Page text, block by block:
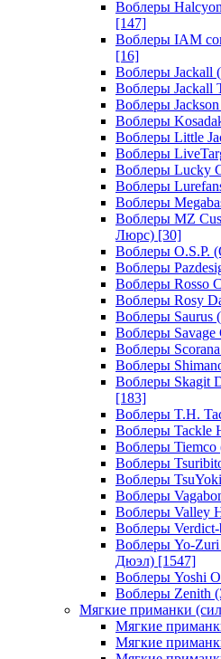
Воблеры
[147]
Воблеры IAM
[16]
Воблеры Jackall
Воблеры Jackall
Воблеры
Воблеры
Воблеры Little
Воблеры
Воблеры Lucky
Воблеры
Воблеры
Воблеры MZ
Люрс) [30]
Воблеры O.S.P.
Воблеры
Воблеры Rosso
Воблеры Rosy
Воблеры Saurus
Воблеры
Воблеры
Воблеры
Воблеры Skagit
[183]
Воблеры T.H.
Воблеры Tackle
Воблеры Tiemco
Воблеры
Воблеры
Воблеры
Воблеры Valley
Воблеры
Воблеры Yo-
Дюэл) [1547]
Воблеры Yoshi
Воблеры Zenith
Мягкие приманки
Мягкие
Мягкие